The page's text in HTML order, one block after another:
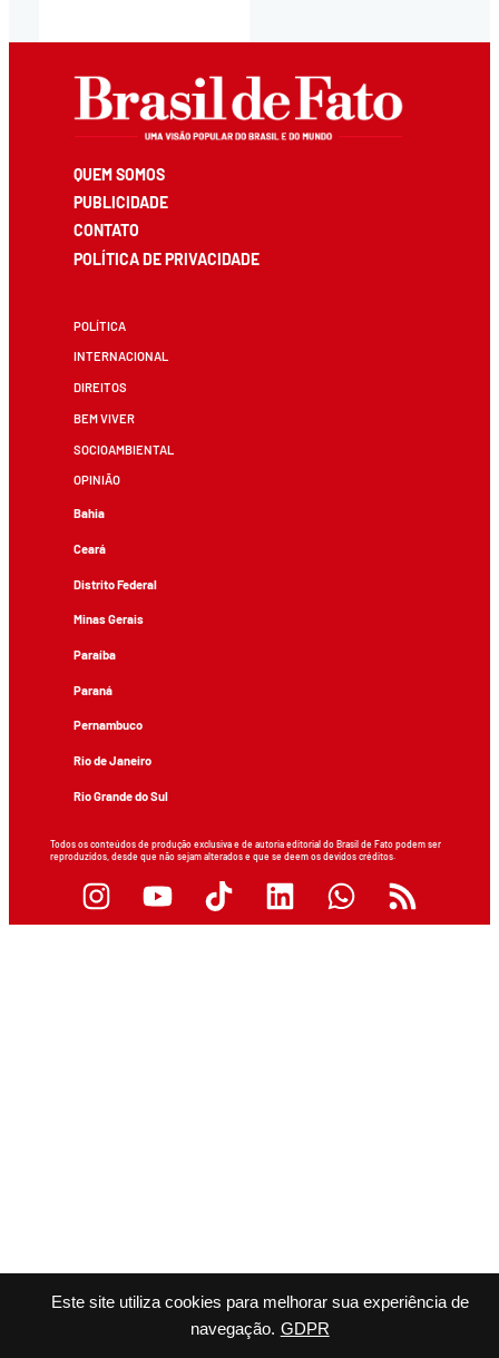
Este site utiliza cookies para melhorar sua experiência de
navegação. GDPR
QUEM SOMOS
PUBLICIDADE
CONTATO
POLÍTICA DE PRIVACIDADE
POLÍTICA
INTERNACIONAL
DIREITOS
BEM VIVER
SOCIOAMBIENTAL
OPINIÃO
Bahia
Ceará
Distrito Federal
Minas Gerais
Paraíba
Paraná
Pernambuco
Rio de Janeiro
Rio Grande do Sul
Todos os conteúdos de produção exclusiva e de autoria editorial do Brasil de Fato podem ser
reproduzidos, desde que não sejam alterados e que se deem os devidos créditos.